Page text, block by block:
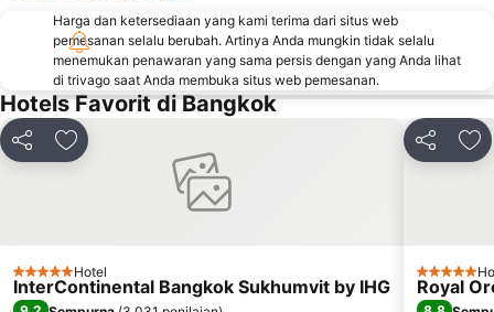
Bangkok International Trade & Exhibition Centre - Bitec
Menara Baiyoke II
THAIFEX - WORLD OF FOOD ASIA
Jalan Khao San
BTS Phloen Chit
Lumphini-Park
BTS Ari
BTS Chong Nonsi
Wisata Grand Palace (Istana Raja) dan Candinya
Akuarium Siam Ocean World
BTS Phra Khanong
BTS On Nut
BTS Bang Wa
Harga dan ketersediaan yang kami terima dari situs web
pemesanan selalu berubah. Artinya Anda mungkin tidak selalu
menemukan penawaran yang sama persis dengan yang Anda lihat
di trivago saat Anda membuka situs web pemesanan.
Hotels Favorit di Bangkok
BagikanTambahkan ke favorit
5 BintangHotel
InterContinental Bangkok Sukhumvit by IHG
Bagikan
5 Bintang
Royal